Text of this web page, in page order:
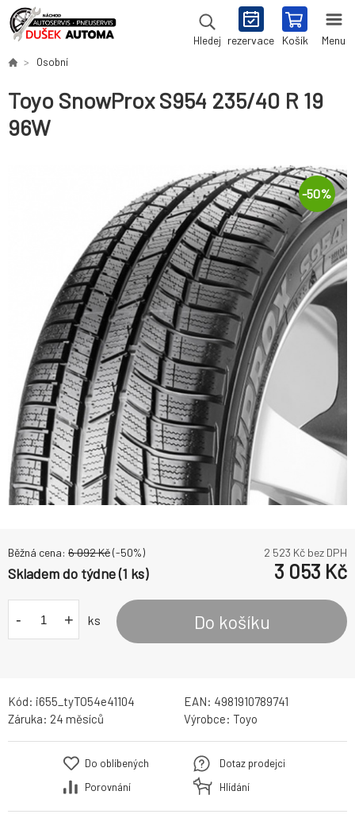
Hledej rezervace Košík Menu
Osobní
Toyo SnowProx S954 235/40 R 19
96W
-50%
Běžná cena: 6 092Kč(-50%) 2 523 Kč bez DPH
Skladem do týdne (1 ks) 3 053 Kč
- + ks Do košíku
Kód: i655_tyTO54e41104 EAN: 4981910789741
Záruka: 24 měsíců Výrobce: Toyo
Do oblíbených
Porovnání
Dotaz prodejci
Hlídání